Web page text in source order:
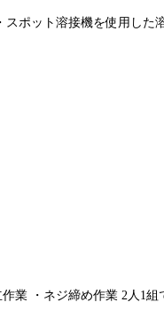
ポット溶接機を使用した
業 ・ネジ締め作業 2人1組